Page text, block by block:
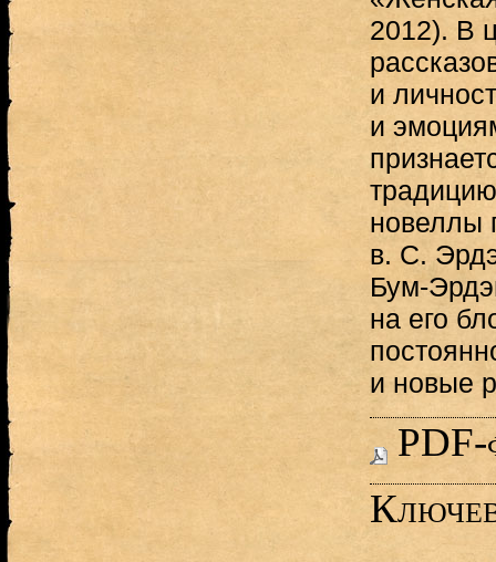
2012). В
и
и
новеллы
в. С.
Бум-
на его
и новые
PDF-